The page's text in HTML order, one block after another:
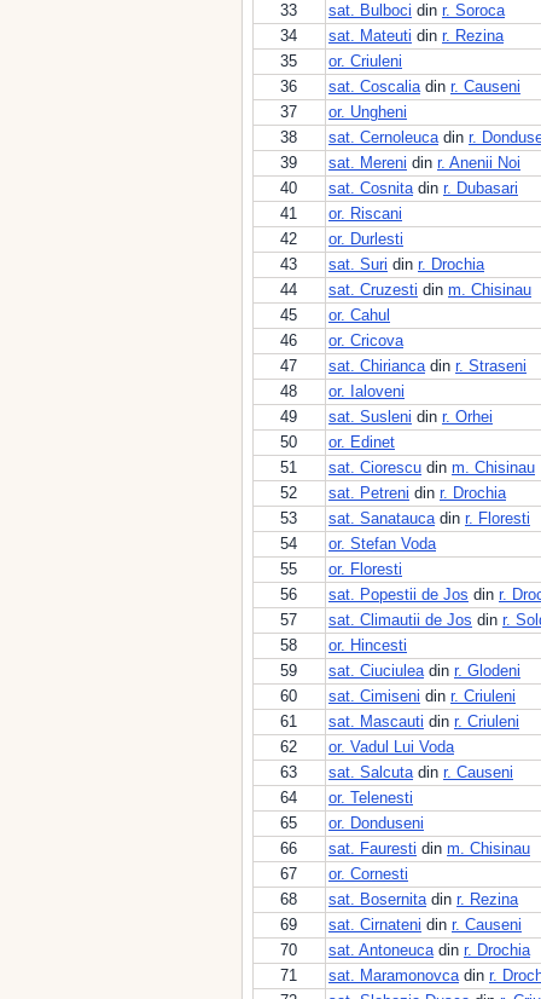
33
sat. Bulboci din r. Soroca
34
sat. Mateuti din r. Rezina
35
or. Criuleni
36
sat. Coscaliadin r. Causeni
37
or. Ungheni
38
sat. Cernoleucadin r.
39
sat. Mereni din r. Anenii Noi
40
sat. Cosnitadin r. Dubasari
41
or. Riscani
42
or. Durlesti
43
sat. Suri din r. Drochia
44
sat. Cruzesti din m. Chisinau
45
or. Cahul
46
or. Cricova
47
sat. Chiriancadin r. Straseni
48
or. Ialoveni
49
sat. Susleni din r. Orhei
50
or. Edinet
51
sat. Ciorescu din m. Chisinau
52
sat. Petreni din r. Drochia
53
sat. Sanataucadin r. Floresti
54
or. Stefan Voda
55
or. Floresti
56
sat. Popestii de Jos din r.
57
sat. Climautii de Jos din r.
58
or. Hincesti
59
sat. Ciuciuleadin r. Glodeni
60
sat. Cimiseni din r. Criuleni
61
sat. Mascauti din r. Criuleni
62
or. Vadul Lui Voda
63
sat. Salcutadin r. Causeni
64
or. Telenesti
65
or. Donduseni
66
sat. Fauresti din m. Chisinau
67
or. Cornesti
68
sat. Bosernitadin r. Rezina
69
sat. Cirnateni din r. Causeni
70
sat. Antoneucadin r. Drochia
71
sat. Maramonovcadin r.